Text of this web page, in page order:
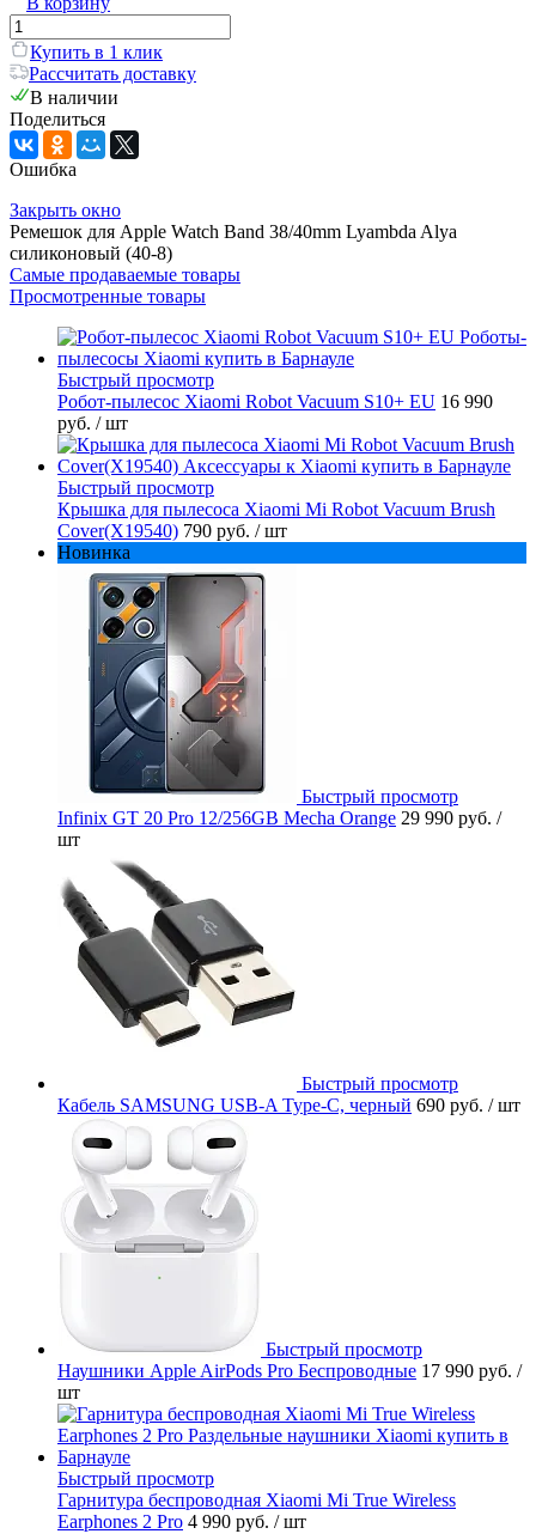
Купить в 1 клик
Рассчитать доставку
В наличии
Поделиться
Ошибка
Закрыть окно
Ремешок для Apple Watch Band 38/40mm Lyambda Alya
силиконовый (40-8)
Самые продаваемые товары
Просмотренные товары
Быстрый просмотр
Робот-пылесос Xiaomi Robot Vacuum S10+ EU 16 990
руб. / шт
Быстрый просмотр
Крышка для пылесоса Xiaomi Mi Robot Vacuum Brush
Cover(X19540) 790 руб. / шт
Новинка
Быстрый просмотр
Infinix GT 20 Pro 12/256GB Mecha Orange 29 990 руб. /
шт
Быстрый просмотр
Кабель SAMSUNG USB-A Type-C, черный 690 руб. / шт
Быстрый просмотр
Наушники Apple AirPods Pro Беспроводные 17 990 руб. /
шт
Быстрый просмотр
Гарнитура беспроводная Xiaomi Mi True Wireless
Earphones 2 Pro 4 990 руб. / шт